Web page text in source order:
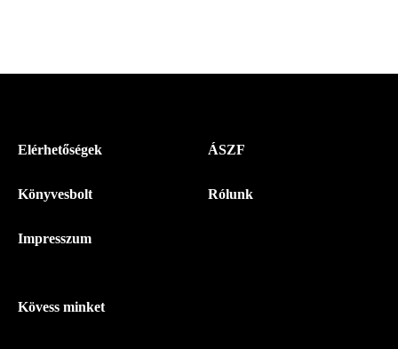
Menü
Magyar
-
Elérhetőségek
Könyvesbolt
Impresszum
ÁSZF
Rólunk
Kövess minket